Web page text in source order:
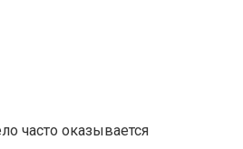
часто оказывается